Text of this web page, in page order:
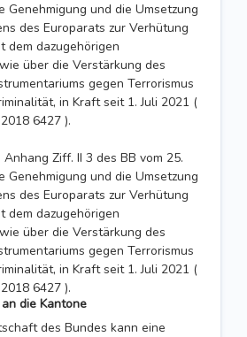
Genehmigung und die Umsetzung
des Europarats zur Verhütung
dem dazugehörigen
über die Verstärkung des
gegen Terrorismus
in Kraft seit 1. Juli 2021 (
6427 ).
Anhang Ziff. II 3 des BB vom 25.
Genehmigung und die Umsetzung
des Europarats zur Verhütung
dem dazugehörigen
über die Verstärkung des
gegen Terrorismus
in Kraft seit 1. Juli 2021 (
6427 ).
die Kantone
des Bundes kann eine